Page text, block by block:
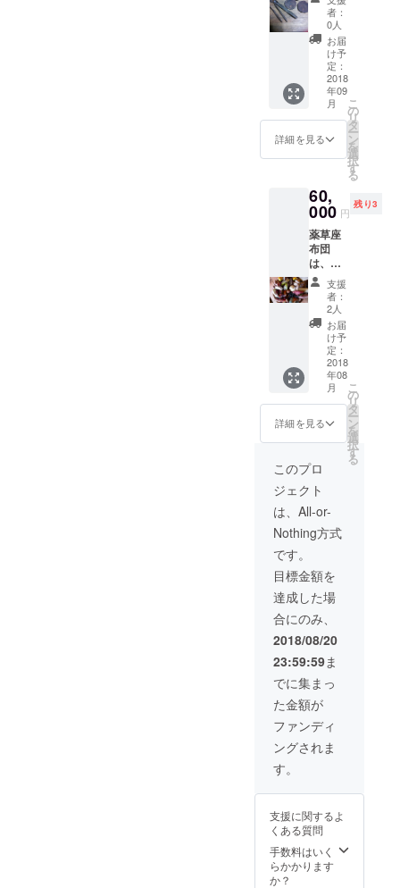
ても勝
手に使
用した
り、公
表した
りする
ことは
ござい
のでご
安心く
い。お
一人お
一人と
ゆっく
りお話
しした
いので1
回8人ま
でで
す。
2019年
2月まで
に3回開
催しま
す。 参
加希望
者様が
同一日
にご参
加でき
るよう
に日程
調整し
ますの
でご協
力くだ
今回、
モニ
ター価
格で半
額にし
ていま
す。 本
年度秋
頃開催
予定。
体験宿
泊との
組み合
わせで
へは、
１００
０円当
日
キャッ
統一す
ること
があり
ますの
で、実
施日に
ついて
は、ご
相談さ
せてく
つきの
場合、
10日以
上前に
お申し
込みと
なりま
す。今
年夏か
ら秋頃3
回開
催、1回
8人ま
で。2人
以上で
初めて
のイベ
ため、
58000
円のと
ころを
モニ
ター価
円オフ
にして
いま
す。 サ
ポー
ター会
議出席
券は、
なつか
しい未
来作り
にサ
ポー
ターさ
頂くた
めと、
サポー
ターさ
ん同士
の交流
だきた
いで
す。 夕
食、朝
食、山
の上で
頂くお
にぎ
り、活
動保険
約くだ
さい。
天候・
参加者
によっ
て、日
程調整
させて
いただ
く事が
ありま
す。活
動保険
つきを
希望さ
れる場
合は、
お申し
ださ
い。 交
通費は
含まれ
ませ
ん。来
年度瀬
戸内芸
術祭期
間中は
できま
せん。
サポー
ター会
議出席
券は、
なつか
にサ
ポー
ターさ
んのご
意見を
頂くた
300年以
上と言
われて
いる非
常に堅
い木で
す。今
まで
「売っ
てくだ
さい」
と言わ
全く売
ろうと
しな
かった
もので
す。野
菜セッ
トに
は、初
めて見
る薬草
も入っ
ていま
すの
で、挑
戦する
気持ち
方の
み。食
べ方
は、お
入れし
ます。
は、肌
によい
と言わ
れる薬
草が10
種類以
上入っ
ていま
す。 お
風呂に
お湯を
入れる
ときに
て、お
風呂の
中で
ゆっく
り座っ
てリ
者：
0人
お届
け予
定：
2018
年09
月
詳細を見る
こ
の
リ
タ
ー
ン
を
選
択
す
る
60,
000 円
残り3
薬草座
布団
は、肌
によい
と言わ
れる薬
草が10
種類以
上入っ
ていま
す。 お
風呂に
お湯を
入れる
ときに
一緒に
入れ
て、お
風呂の
中で
ゆっく
り座っ
スして
くださ
い。 発
酵ビワ
の種の
味は、
味付け
してい
ませ
ん。味
はほと
んどな
く少し
もしま
ポー
ター会
議出席
券は、
なつか
支援
者：
2人
お届
け予
定：
2018
年08
月
詳細を見る
こ
の
リ
タ
ー
ン
を
選
択
す
る
このプロ
ジェクト
は、All-or-
Nothing方式
です。
目標金額を
達成した場
合にのみ、
2018/08/20
23:59:59ま
でに集まっ
た金額が
ファンディ
ングされま
す。
支援に関するよ
くある質問
手数料はいく
らかかります
か？